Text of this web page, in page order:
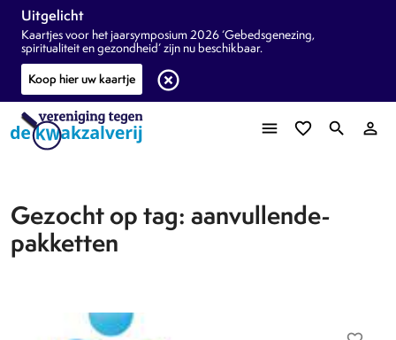
Uitgelicht
Kaartjes voor het jaarsymposium 2026 ‘Gebedsgenezing,
spiritualiteit en gezondheid’ zijn nu beschikbaar.
Koop hier uw kaartje
highlight_off
menu favorite_border search person_outline
Gezocht op tag: aanvullende-
pakketten